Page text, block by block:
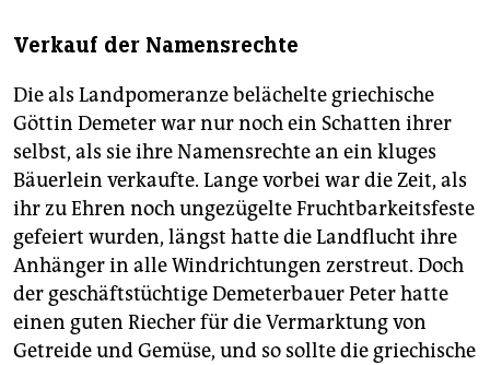
Verkauf der Namensrechte
Die als Landpomeranze belächelte griechische
Göttin Demeter war nur noch ein Schatten ihrer
selbst, als sie ihre Namensrechte an ein kluges
Bäuerlein verkaufte. Lange vorbei war die Zeit, als
ihr zu Ehren noch ungezügelte Fruchtbarkeitsfeste
gefeiert wurden, längst hatte die Landflucht ihre
Anhänger in alle Windrichtungen zerstreut. Doch
der geschäftstüchtige Demeterbauer Peter hatte
einen guten Riecher für die Vermarktung von
Getreide und Gemüse, und so sollte die griechische